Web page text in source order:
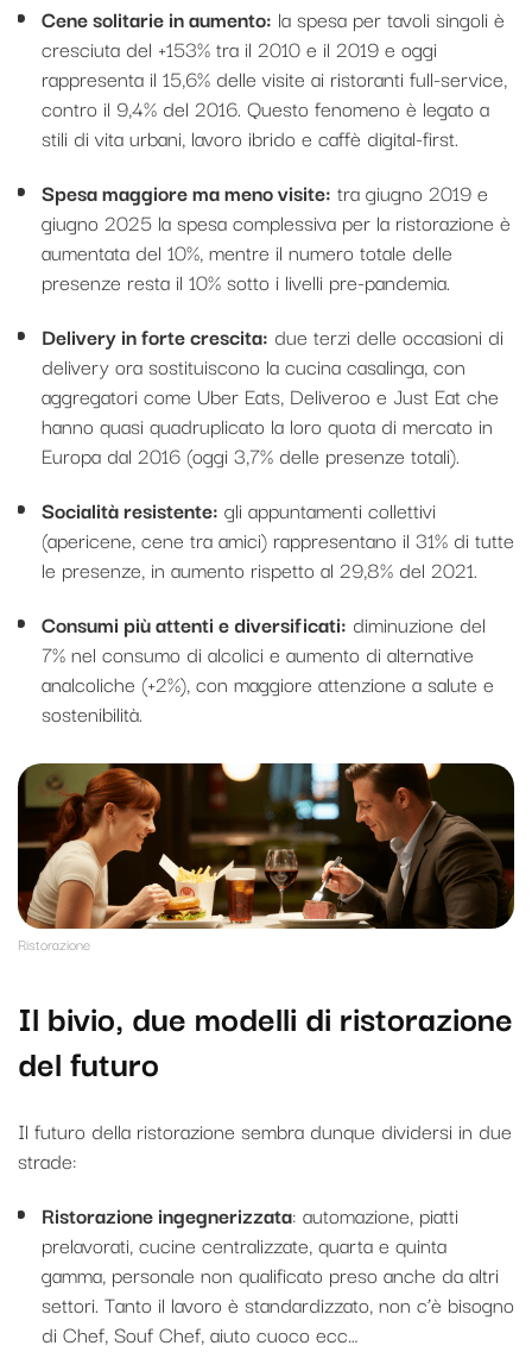
Cene solitarie in aumento: la spesa per tavoli singoli è
cresciuta del +153% tra il 2010 e il 2019 e oggi
rappresenta il 15,6% delle visite ai ristoranti full-service,
contro il 9,4% del 2016. Questo fenomeno è legato a
stili di vita urbani, lavoro ibrido e caffè digital-first.
Spesa maggiore ma meno visite: tra giugno 2019 e
giugno 2025 la spesa complessiva per la ristorazione è
aumentata del 10%, mentre il numero totale delle
presenze resta il 10% sotto i livelli pre-pandemia.
Delivery in forte crescita: due terzi delle occasioni di
delivery ora sostituiscono la cucina casalinga, con
aggregatori come Uber Eats, Deliveroo e Just Eat che
hanno quasi quadruplicato la loro quota di mercato in
Europa dal 2016 (oggi 3,7% delle presenze totali).
Socialità resistente: gli appuntamenti collettivi
(apericene, cene tra amici) rappresentano il 31% di tutte
le presenze, in aumento rispetto al 29,8% del 2021.
Consumi più attenti e diversificati: diminuzione del
7% nel consumo di alcolici e aumento di alternative
analcoliche (+2%), con maggiore attenzione a salute e
sostenibilità.
Ristorazione
Il bivio, due modelli di ristorazione
del futuro
Il futuro della ristorazione sembra dunque dividersi in due
strade:
Ristorazione ingegnerizzata: automazione, piatti
prelavorati, cucine centralizzate, quarta e quinta
gamma, personale non qualificato preso anche da altri
settori. Tanto il lavoro è standardizzato, non c’è bisogno
di Chef, Souf Chef, aiuto cuoco ecc…